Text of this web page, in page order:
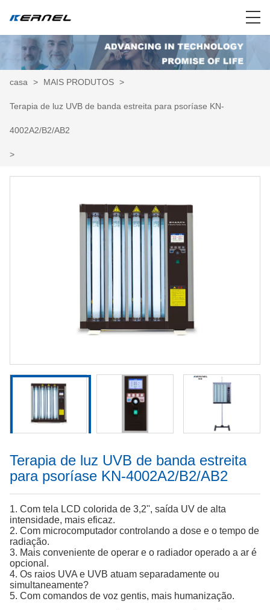
casa > MAIS PRODUTOS >
Terapia de luz UVB de banda estreita para psoríase KN-
4002A2/B2/AB2
>
Terapia de luz UVB de banda estreita
para psoríase KN-4002A2/B2/AB2
1. Com tela LCD colorida de 3,2'', saída UV de alta
intensidade, mais eficaz.
2. Com microcomputador controlando a dose e o tempo de
radiação.
3. Mais conveniente de operar e o radiador operado a ar é
opcional.
4. Os raios UVA e UVB atuam separadamente ou
simultaneamente?
5. Com comandos de voz gentis, mais humanização.